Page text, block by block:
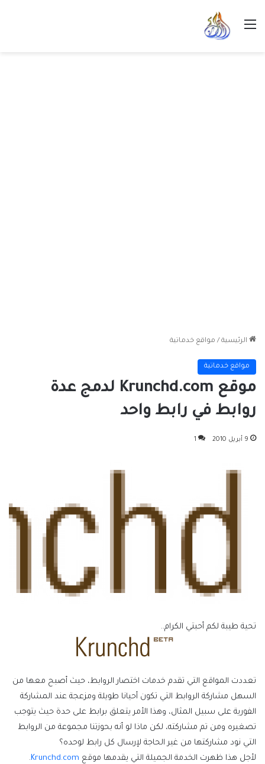
القائمة
الرئيسية / مواقع خدماتية
مواقع خدماتية
موقع Krunchd.com لدمج عدة
روابط في رابط واحد
9 أبريل 2010 1
تحية طيبة لكم أحبتي الكرام..
تعددت المواقع التي تقدم خدمات اختصار الروابط، حيث أصبح معها من
السهل مشاركة الروابط التي تكون أحيانا طويلة ومزعجة عند المشاركة
الفورية على سبيل المثال، وهذا الأمر يتعلق برابط على حدة حيث يتوجب
تصغيره ومن تم مشاركته، لكن ماذا لو أنه بحوزتنا مجموعة من الروابط
التي نود مشاركتها من غير الحاجة لإرسال كل رابط لوحده؟
لأجل هذا ظهرت الخدمة الجميلة التي يقدمها موقع Krunchd.com
.